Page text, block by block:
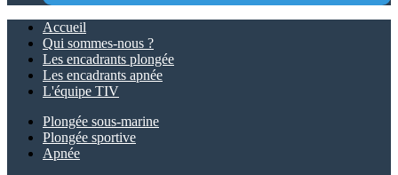
Accueil
Qui sommes-nous ?
Les encadrants plongée
Les encadrants apnée
L'équipe TIV
Plongée sous-marine
Plongée sportive
Apnée